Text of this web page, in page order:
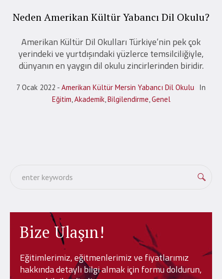
Neden Amerikan Kültür Yabancı Dil Okulu?
Amerikan Kültür Dil Okulları Türkiye’nin pek çok
yerindeki ve yurtdışındaki yüzlerce temsilciliğiyle,
dünyanın en yaygın dil okulu zincirlerinden biridir.
7 Ocak 2022 Amerikan Kültür Mersin Yabancı Dil Okulu In
Eğitim,Akademik,Bilgilendirme,Genel
Bize Ulaşın!
Eğitimlerimiz, eğitmenlerimiz ve fiyatlarımız
hakkında detaylı bilgi almak için formu doldurun,